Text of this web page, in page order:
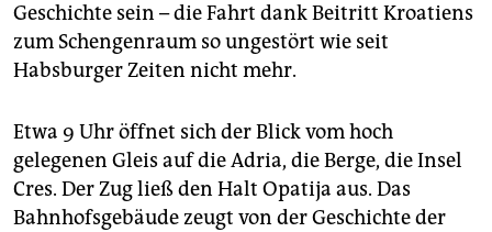
Geschichte sein – die Fahrt dank Beitritt Kroatiens
zum Schengenraum so ungestört wie seit
Habsburger Zeiten nicht mehr.
Etwa 9 Uhr öffnet sich der Blick vom hoch
gelegenen Gleis auf die Adria, die Berge, die Insel
Cres. Der Zug ließ den Halt Opatija aus. Das
Bahnhofsgebäude zeugt von der Geschichte der